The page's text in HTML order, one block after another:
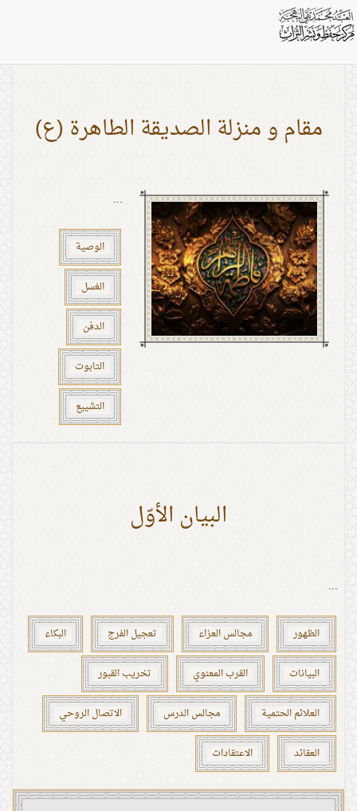
اشخاص: السيدة فاطمة (ع)
مقام و منزلة الصديقة الطاهرة (ع)
...
الوصية
الغسل
الدفن
التابوت
التشييع
البيان الأوّل
...
الظهور مجالس العزاء تعجيل الفرج البكاء
البيانات القرب المعنوي تخريب القبور
العلائم الحتمية مجالس الدرس الاتصال الروحي
العقائد الاعتقادات